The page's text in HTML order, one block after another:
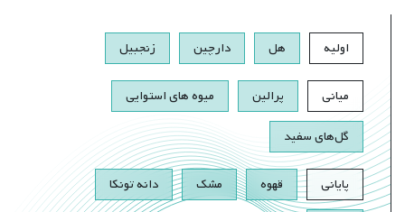
اولیه هل دارچین زنجبیل
میانی پرالین
میوه های استوایی
گل‌های سفید
پایانی قهوه مشک
دانه تونکا